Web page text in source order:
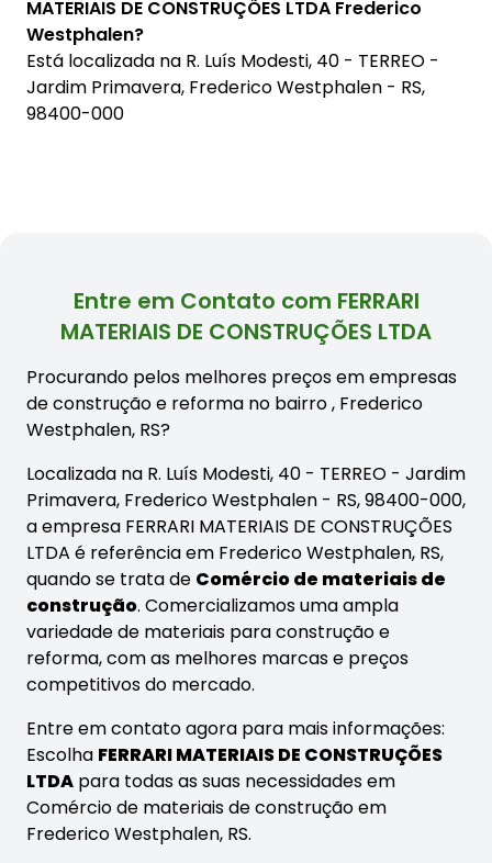
MATERIAIS DE CONSTRUÇÕES LTDA Frederico
Westphalen?
Está localizada na R. Luís Modesti, 40 - TERREO -
Jardim Primavera, Frederico Westphalen - RS,
98400-000
Entre em Contato com FERRARI
MATERIAIS DE CONSTRUÇÕES LTDA
Procurando pelos melhores preços em empresas
de construção e reforma no bairro, Frederico
Westphalen, RS?
Localizada na R. Luís Modesti, 40 - TERREO - Jardim
Primavera, Frederico Westphalen - RS, 98400-000,
a empresa FERRARI MATERIAIS DE CONSTRUÇÕES
LTDA é referência em Frederico Westphalen, RS,
quando se trata de Comércio de materiais de
construção. Comercializamos uma ampla
variedade de materiais para construção e
reforma, com as melhores marcas e preços
competitivos do mercado.
Entre em contato agora para mais informações:
Escolha FERRARI MATERIAIS DE CONSTRUÇÕES
LTDA para todas as suas necessidades em
Comércio de materiais de construção em
Frederico Westphalen, RS.